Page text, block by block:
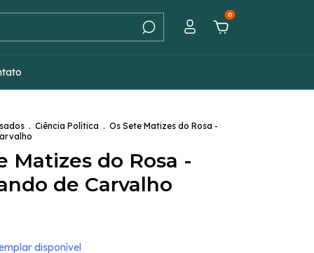
0
. Ciência Política . Os Sete Matizes do Rosa -
Matizes do Rosa -
de Carvalho
disponível